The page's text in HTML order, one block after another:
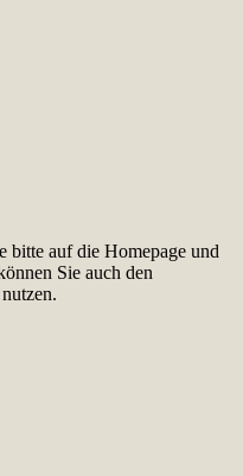
bitte auf die Homepage und
Sie auch den